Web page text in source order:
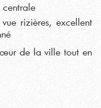
rizières, excellent
de la ville tout en